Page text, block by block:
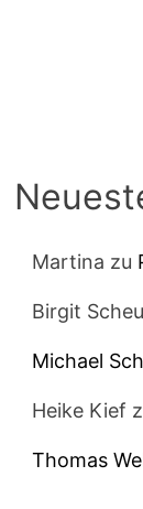
Martina zu
Birgit
Michael
Heike Kief
Thomas